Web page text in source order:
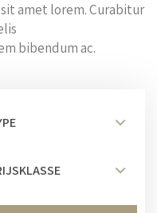
amet lorem. Curabitur
bibendum ac.